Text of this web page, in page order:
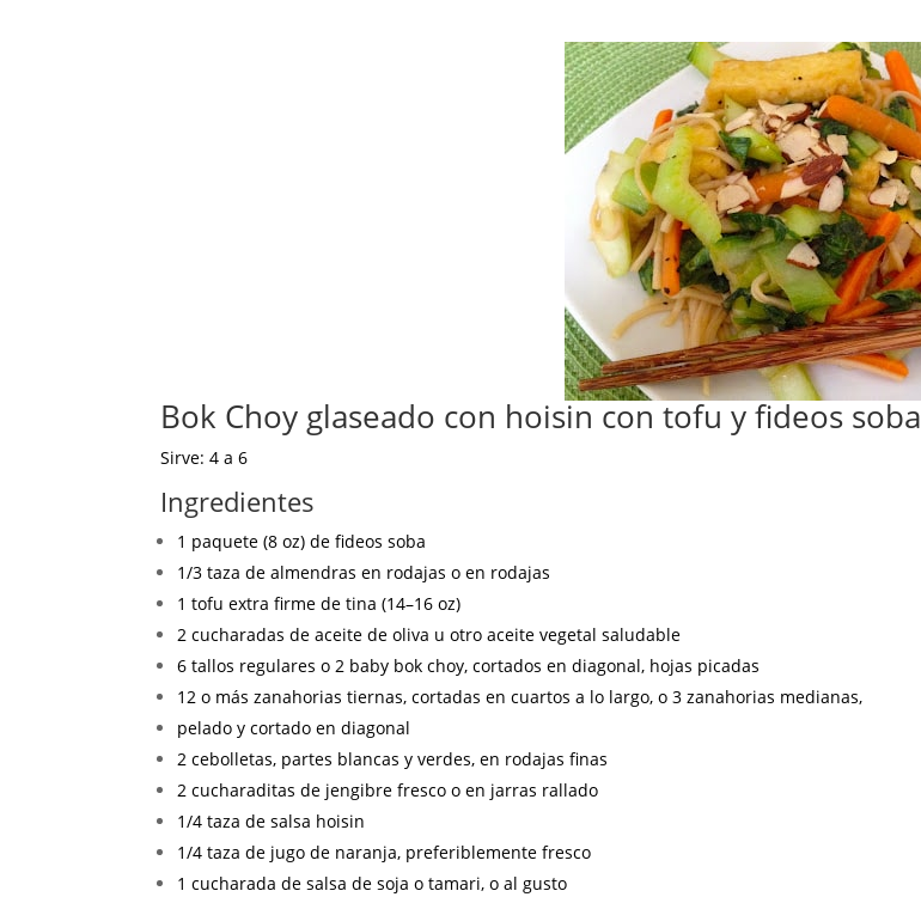
Bok Choy glaseado con hoisin con tofu y fideos soba
Sirve: 4 a 6
Ingredientes
1 paquete (8 oz) de fideos soba
1/3 taza de almendras en rodajas o en rodajas
1 tofu extra firme de tina (14–16 oz)
2 cucharadas de aceite de oliva u otro aceite vegetal saludable
6 tallos regulares o 2 baby bok choy, cortados en diagonal, hojas picadas
12 o más zanahorias tiernas, cortadas en cuartos a lo largo, o 3 zanahorias medianas,
pelado y cortado en diagonal
2 cebolletas, partes blancas y verdes, en rodajas finas
2 cucharaditas de jengibre fresco o en jarras rallado
1/4 taza de salsa hoisin
1/4 taza de jugo de naranja, preferiblemente fresco
1 cucharada de salsa de soja o tamari, o al gusto